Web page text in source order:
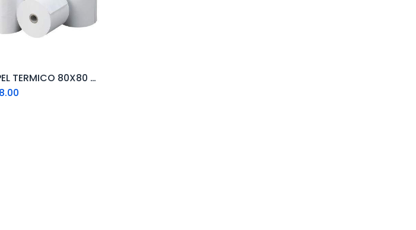
Add to Cart
PAPEL TERMICO 80X80 CAJA 50 UNIDADES DCMSA